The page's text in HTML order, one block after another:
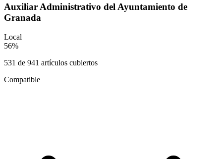
Auxiliar Administrativo del Ayuntamiento de
Granada
Local
56%
531 de 941 artículos cubiertos
Compatible